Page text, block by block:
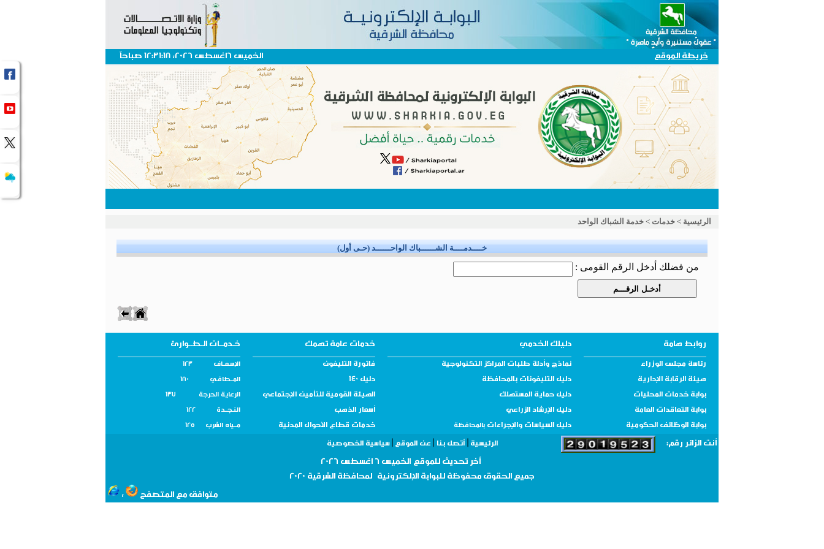
خريطة الموقع الخميس 6اغسطس 2026، 12:31:18 صباحاً
الرئيسية > خدمات > خدمة الشباك الواحد
خــــدمــــة الشــــــباك الواحــــــد (حـى أول)
من فضلك أدخل الرقم القومى :
روابط هامة دليلك الخدمي خدمات عامة تهمك خـدمــات الـطــوارئ
رئاسة مجلس الوزراء نماذج وأدلة طلبات المراكز التكنولوجية فاتورة التليفون الإسـعــاف 123
هيئة الرقابة الإدارية دليل التليفونات بالمحافظة دليل 140 المــطافـي 180
بوابة خدمات المحليات دليل حماية المستهلك الهيئة القومية للتأمين الإجتماعي الرعاية الحرجة 137
بوابة التعاقدات العامة دليل الإرشاد الزراعي أسعار الذهب النـجــدة 122
بوابة الوظائف الحكومية دليل السياسات والإجراءات بالمحافظة خدمات قطاع الأحوال المدنية مــياه الشرب 125
أنت الزائر رقم: الرئيسية |أتصل بنا عن الموقع سياسية الخصوصية
أخر تحديث للموقع الخميس 6 اغسطس 2026
جميع الحقوق محفوظة للبوابة الإلكترونية لمحافظة الشرقية 2020
متوافق مع المتصفح ،